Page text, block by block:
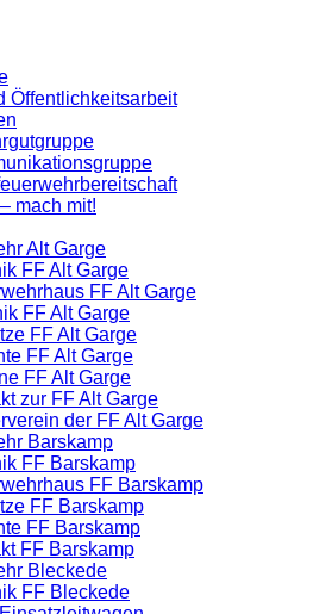
Öffentlichkeitsarbeit
mach mit!
Alt Garge
FF Alt Garge
FF Alt Garge
FF Alt Garge
FF Alt Garge
FF Alt Garge
FF Alt Garge
zur FF Alt Garge
der FF Alt Garge
Barskamp
FF Barskamp
FF Barskamp
FF Barskamp
FF Barskamp
FF Barskamp
Bleckede
FF Bleckede